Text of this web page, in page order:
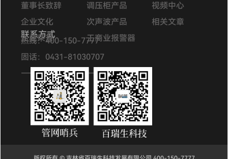
联系方式
热线：400-150-7777
固话：0431-81030707
—————————–
董事长致辞
企业文化
企业荣誉
调压柜产品
次声波产品
工商业报警器
视频中心
相关文章